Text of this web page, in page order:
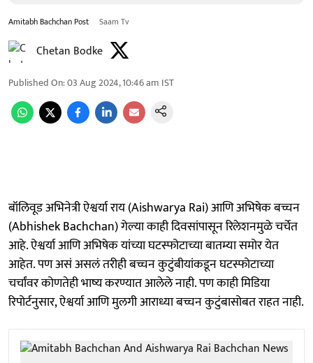
Amitabh Bachchan Post Saam Tv
Chetan Bodke
Published On:03 Aug 2024, 10:46 am IST
बॉलिवूड अभिनेत्री ऐश्वर्या राय (Aishwarya Rai) आणि अभिषेक बच्चन
(Abhishek Bachchan) गेल्या काही दिवसांपासून रिलेशनमुळे चर्चेत
आहे. ऐश्वर्या आणि अभिषेक यांच्या घटस्फोटाच्या बातम्या समोर येत
आहेत. पण असं असलं तरीही बच्चन कुटुंबीयांकडून घटस्फोटाच्या
चर्चांवर कोणतेही भाष्य करण्यात आलेले नाही. पण काही मिडिया
रिपोर्टनुसार, ऐश्वर्या आणि मुलगी आराध्या बच्चन कुटुंबासोबत राहत नाही.